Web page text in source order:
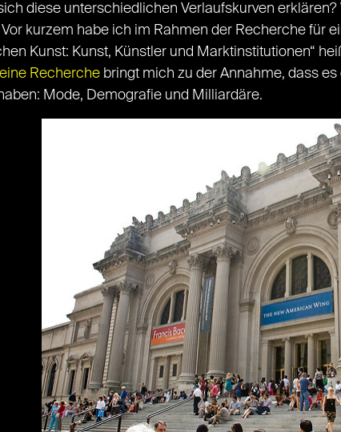
diese unterschiedlichen Verlaufskurven
kurzem habe ich im Rahmen der Recherche für
Kunst: Kunst, Künstler und Marktinstitutionen“
Recherchebringt mich zu der Annahme, dass
Mode, Demografie und Milliardäre.